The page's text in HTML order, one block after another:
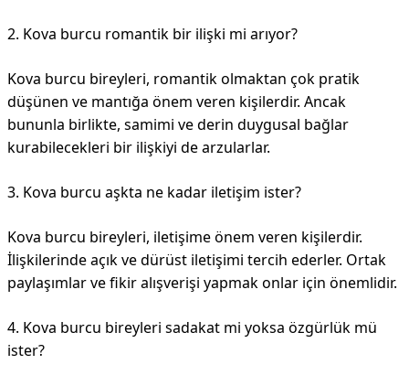
2. Kova burcu romantik bir ilişki mi arıyor?
Kova burcu bireyleri, romantik olmaktan çok pratik
düşünen ve mantığa önem veren kişilerdir. Ancak
bununla birlikte, samimi ve derin duygusal bağlar
kurabilecekleri bir ilişkiyi de arzularlar.
3. Kova burcu aşkta ne kadar iletişim ister?
Kova burcu bireyleri, iletişime önem veren kişilerdir.
İlişkilerinde açık ve dürüst iletişimi tercih ederler. Ortak
paylaşımlar ve fikir alışverişi yapmak onlar için önemlidir.
4. Kova burcu bireyleri sadakat mi yoksa özgürlük mü
ister?